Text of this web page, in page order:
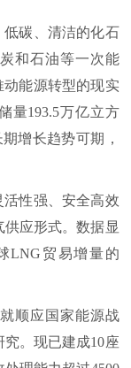
碳、清洁的化石
和石油等一次能
能源转型的现实
量193.5万亿立方
增长趋势可期，
性强、安全高效
应形式。数据显
LNG贸易增量的
顺应国家能源战
。现已建成10座